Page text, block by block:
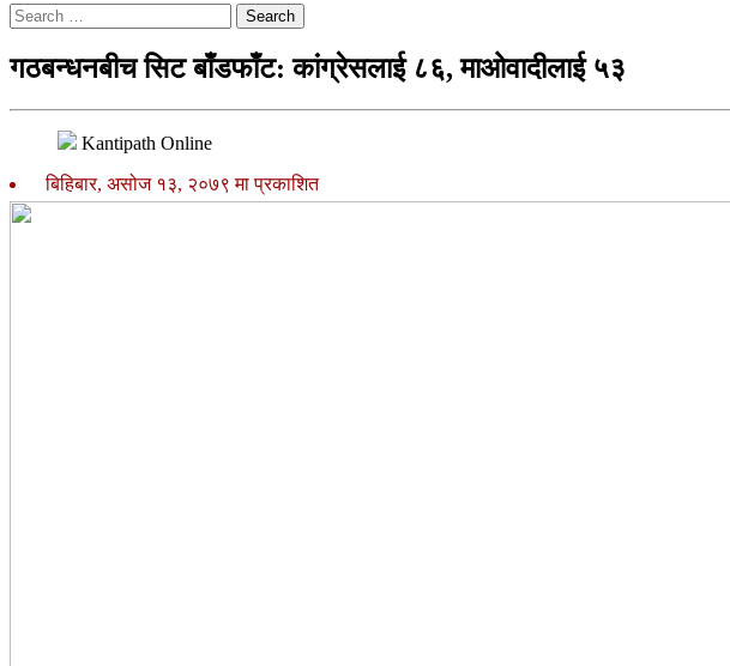
Search
गठबन्धनबीच सिट बाँडफाँट: कांग्रेसलाई ८६, माओवादीलाई ५३
Kantipath Online
बिहिबार, असोज १३, २०७९ मा प्रकाशित